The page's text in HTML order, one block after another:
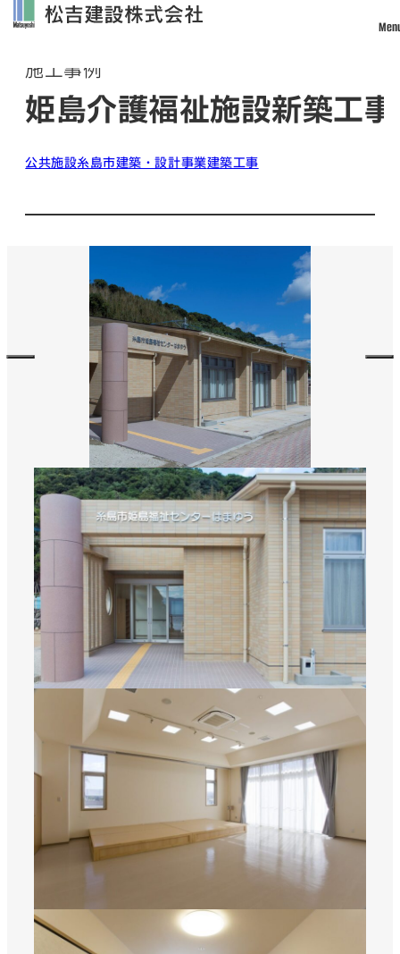
トップ
松吉建設について
管理・改修・リフォーム事業
施工実績
採用情報
社員インタビュー
数字から見える松吉建設
福利厚生
募集要項・応募フォーム
インフォメーション
お問い合わせ
サイトマップ
個人情報のお取り扱いについて
お電話でのお問い合わせ
TEL.092-323-3960
受付／8:30〜17:00 (土・日・祝休み)
SNS
matsuyoshi.official
松吉建設株式会社
施工事例
姫島介護福祉施設新築工事
公共施設糸島市建築・設計事業建築工事